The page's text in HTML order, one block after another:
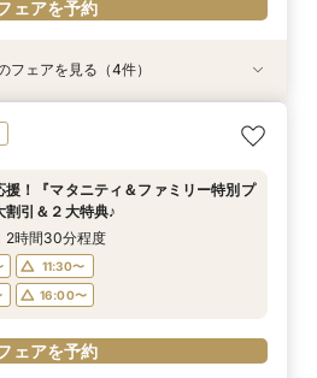
ェアを予約
視オススメ◎】人気ドレス２５万円
典×無料試食付
11:30〜
16:00〜
ェアを予約
応援】来館でヘアコスメ＆1万円ギフ
・試食フェア
11:30〜
16:00〜
ェアを予約
メ◎英国伝統の大聖堂チャペル*最大
×来館特典ギフト券１万円
11:30〜
16:00〜
ェアを予約
人気NO.1】愛犬と誓うリングドッグ演
フェア*最大15大特典付き
11:30〜
16:00〜
ェアを予約
フェアを見る（4件）
援！『マタニティ＆ファミリー特別プ
割引＆２大特典♪
2時間30分程度
11:30〜
16:00〜
ェアを予約